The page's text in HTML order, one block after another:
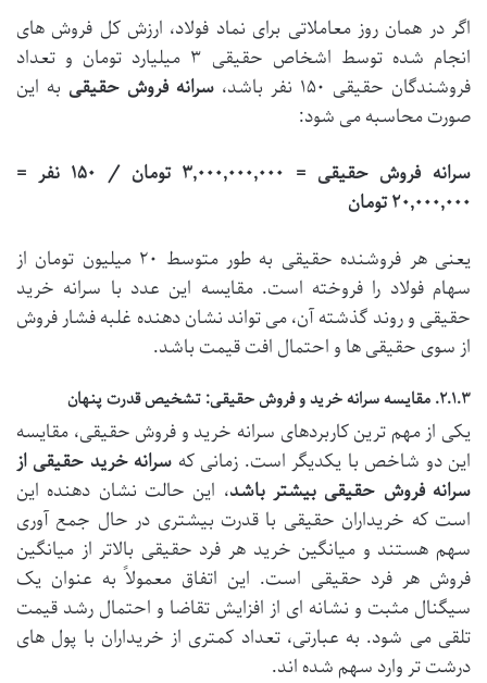
اگر در همان روز معاملاتی برای نماد فولاد، ارزش کل فروش های
انجام شده توسط اشخاص حقیقی ۳ میلیارد تومان و تعداد
فروشندگان حقیقی ۱۵۰ نفر باشد،
سرانه فروش حقیقی به این
صورت محاسبه می شود:
سرانه فروش حقیقی = ۳,۰۰۰,۰۰۰,۰۰۰ تومان / ۱۵۰ نفر =
۲۰,۰۰۰,۰۰۰ تومان
یعنی هر فروشنده حقیقی به طور متوسط ۲۰ میلیون تومان از
سهام فولاد را فروخته است. مقایسه این عدد با سرانه خرید
حقیقی و روند گذشته آن، می تواند نشان دهنده غلبه فشار فروش
از سوی حقیقی ها و احتمال افت قیمت باشد.
۲.۱.۳. مقایسه سرانه خرید و فروش حقیقی: تشخیص قدرت پنهان
یکی از مهم ترین کاربردهای سرانه خرید و فروش حقیقی، مقایسه
این دو شاخص با یکدیگر است. زمانی که سرانه خرید حقیقی از
سرانه فروش حقیقی بیشتر باشد، این حالت نشان دهنده این
است که خریداران حقیقی با قدرت بیشتری در حال جمع آوری
سهم هستند و میانگین خرید هر فرد حقیقی بالاتر از میانگین
فروش هر فرد حقیقی است. این اتفاق معمولاً به عنوان یک
سیگنال مثبت و نشانه ای از افزایش تقاضا و احتمال رشد قیمت
تلقی می شود. به عبارتی، تعداد کمتری از خریداران با پول های
درشت تر وارد سهم شده اند.